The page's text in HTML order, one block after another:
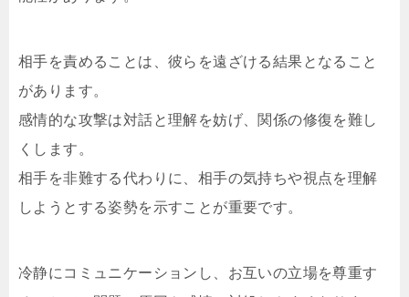
相手を責めることは、彼らを遠ざける結果となること
があります。
感情的な攻撃は対話と理解を妨げ、関係の修復を難し
くします。
相手を非難する代わりに、相手の気持ちや視点を理解
しようとする姿勢を示すことが重要です。
冷静にコミュニケーションし、お互いの立場を尊重す